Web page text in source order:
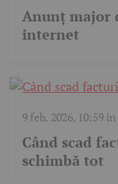
Anunț major
internet
9 feb. 2026, 10:59în
Când scad
schimbă tot